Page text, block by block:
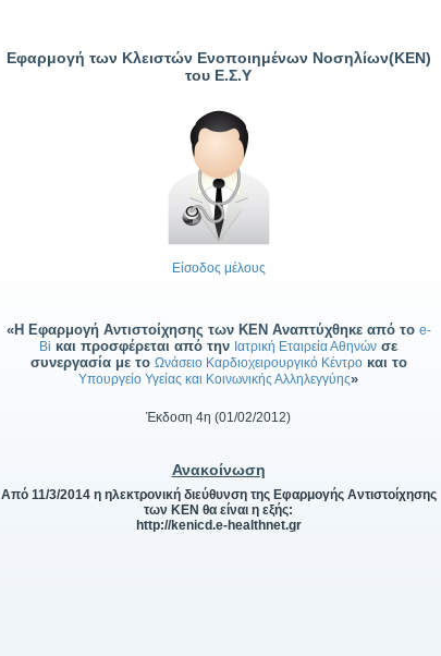
Εφαρμογή των Κλειστών Ενοποιημένων Νοσηλίων(ΚΕΝ)
του Ε.Σ.Υ
Είσοδος μέλους
«Η Εφαρμογή Αντιστοίχησης των ΚΕΝ Αναπτύχθηκε από το e-
Bi και προσφέρεται από την Ιατρική Εταιρεία Αθηνών σε
συνεργασία με το Ωνάσειο Καρδιοχειρουργικό Κέντροκαι το
Υπουργείο Υγείας και Κοινωνικής Αλληλεγγύης»
Έκδοση 4η (01/02/2012)
Ανακοίνωση
Από 11/3/2014 η ηλεκτρονική διεύθυνση της Εφαρμογής Αντιστοίχησης
των ΚΕΝ θα είναι η εξής:
http://kenicd.e-healthnet.gr